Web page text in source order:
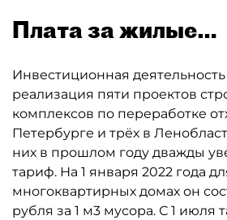
Плата за жилые…
Инвестиционная деятельность
реализация пяти проектов
комплексов по переработке
Петербурге и трёх в
них в прошлом году дважды
тариф. На 1 января 2022 года
многоквартирных домах он
рубля за 1 м3 мусора. С 1 июля